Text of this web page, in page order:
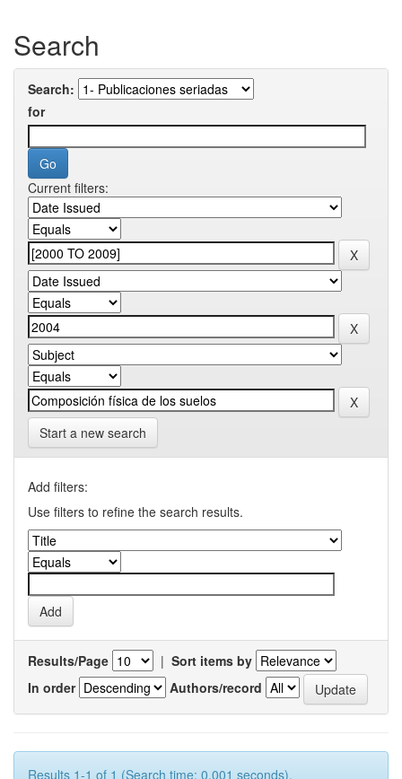
Search
Search:
for
Current filters:
Start a new search
Add filters:
Use filters to refine the search results.
Results/Page | Sort items by
In order
Authors/record
Results 1-1 of 1 (Search time: 0.001 seconds).